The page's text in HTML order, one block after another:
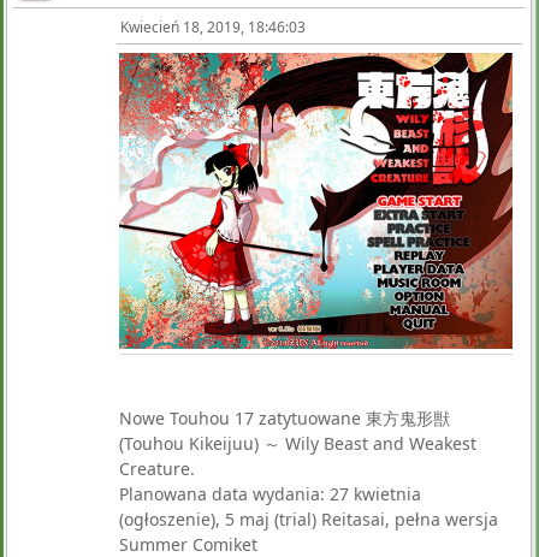
Kwiecień 18, 2019, 18:46:03
Nowe Touhou 17 zatytuowane 東方鬼形獣
(Touhou Kikeijuu) ～ Wily Beast and Weakest
Creature.
Planowana data wydania: 27 kwietnia
(ogłoszenie), 5 maj (trial) Reitasai, pełna wersja
Summer Comiket